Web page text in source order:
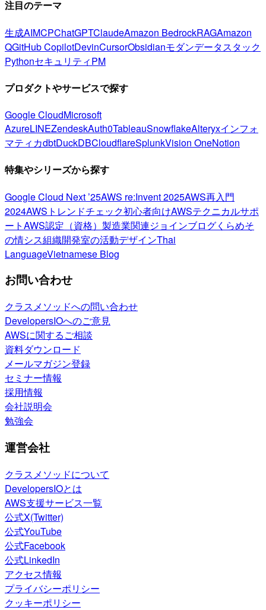
注目のテーマ
生成AIMCPChatGPTClaudeAmazon BedrockRAGAmazon
QGitHub CopilotDevinCursorObsidianモダンデータスタック
PythonセキュリティPM
プロダクトやサービスで探す
Google CloudMicrosoft
AzureLINEZendeskAuth0TableauSnowflakeAlteryxインフォ
マティカdbtDuckDBCloudflareSplunkVision OneNotion
特集やシリーズから探す
Google Cloud Next ’25AWS re:Invent 2025AWS再入門
2024AWSトレンドチェック初心者向けAWSテクニカルサポ
ートAWS認定（資格） 製造業関連ジョインブログくらめそ
の情シス組織開発室の活動デザインThai
LanguageVietnamese Blog
お問い合わせ
クラスメソッドへの問い合わせ
DevelopersIOへのご意見
AWSに関するご相談
資料ダウンロード
メールマガジン登録
セミナー情報
採用情報
会社説明会
勉強会
運営会社
クラスメソッドについて
DevelopersIOとは
AWS支援サービス一覧
公式X(Twitter)
公式YouTube
公式Facebook
公式LinkedIn
アクセス情報
プライバシーポリシー
クッキーポリシー